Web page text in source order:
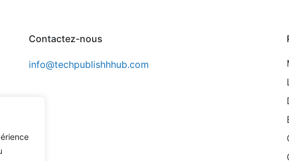
Contactez-nous
info@techpublishhhub.com